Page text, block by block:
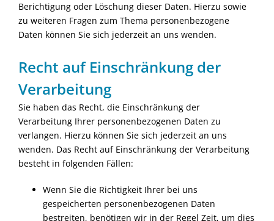
Berichtigung oder Löschung dieser Daten. Hierzu sowie
zu weiteren Fragen zum Thema personenbezogene
Daten können Sie sich jederzeit an uns wenden.
Recht auf Einschränkung der
Verarbeitung
Sie haben das Recht, die Einschränkung der
Verarbeitung Ihrer personenbezogenen Daten zu
verlangen. Hierzu können Sie sich jederzeit an uns
wenden. Das Recht auf Einschränkung der Verarbeitung
besteht in folgenden Fällen:
Wenn Sie die Richtigkeit Ihrer bei uns
gespeicherten personenbezogenen Daten
bestreiten, benötigen wir in der Regel Zeit, um dies